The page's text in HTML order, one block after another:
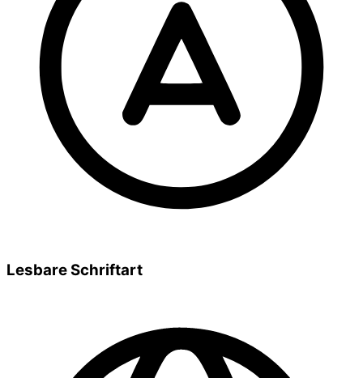
Lesbare Schriftart